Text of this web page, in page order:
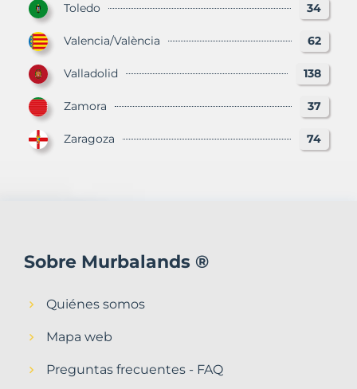
Toledo 34
Valencia/València 62
Valladolid 138
Zamora 37
Zaragoza 74
Sobre Murbalands ®
Quiénes somos
Mapa web
Preguntas frecuentes - FAQ